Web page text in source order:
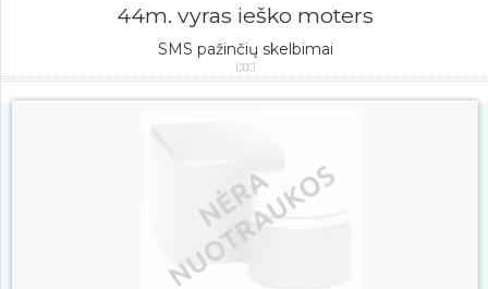
44m. vyras ieško moters
SMS pažinčių skelbimai